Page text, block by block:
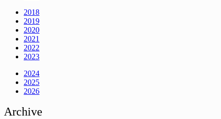
2018
2019
2020
2021
2022
2023
2024
2025
2026
Archive